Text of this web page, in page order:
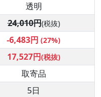
透明
24,010円(税抜)
-6,483円 (27%)
17,527円(税抜)
取寄品
5日